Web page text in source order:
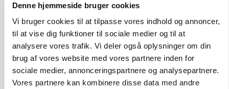
Denne hjemmeside bruger cookies
Vi bruger cookies til at tilpasse vores indhold og annoncer,
til at vise dig funktioner til sociale medier og til at
analysere vores trafik. Vi deler også oplysninger om din
brug af vores website med vores partnere inden for
sociale medier, annonceringspartnere og analysepartnere.
Vores partnere kan kombinere disse data med andre
PLANTER
På døgnvagt i høsten
Annonce